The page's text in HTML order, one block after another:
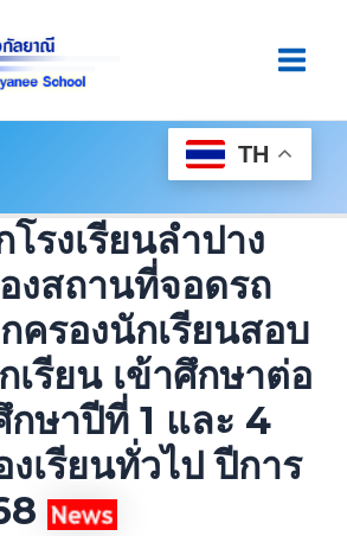
TH
โรงเรียนลำปาง
งสถานที่จอดรถ
ครองนักเรียนสอบ
เรียน เข้าศึกษาต่อ
ษาปีที่ 1 และ 4
งเรียนทั่วไป ปีการ